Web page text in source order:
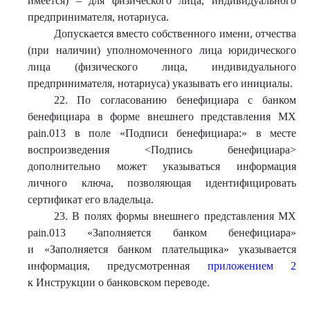
предпринимателя, нотариуса.
Допускается вместо собственного имени, отчества
(при наличии) уполномоченного лица юридического
лица (физического лица, индивидуального
предпринимателя, нотариуса) указывать его инициалы.
22. По согласованию бенефициара с банком
бенефициара в форме внешнего представления МХ
pain.013 в поле «Подписи бенефициара:» в месте
воспроизведения <Подпись бенефициара>
дополнительно может указываться информация
личного ключа, позволяющая идентифицировать
сертификат его владельца.
23. В полях формы внешнего представления МХ
pain.013 «Заполняется банком бенефициара»
и «Заполняется банком плательщика» указывается
информация, предусмотренная приложением 2
к Инструкции о банковском переводе.